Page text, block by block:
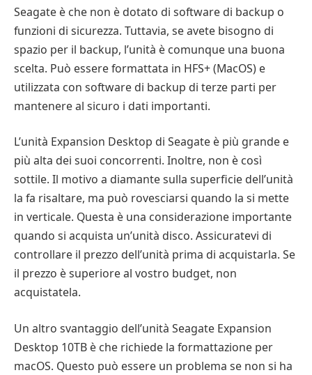
Seagate è che non è dotato di software di backup o
funzioni di sicurezza. Tuttavia, se avete bisogno di
spazio per il backup, l’unità è comunque una buona
scelta. Può essere formattata in HFS+ (MacOS) e
utilizzata con software di backup di terze parti per
mantenere al sicuro i dati importanti.
L’unità Expansion Desktop di Seagate è più grande e
più alta dei suoi concorrenti. Inoltre, non è così
sottile. Il motivo a diamante sulla superficie dell’unità
la fa risaltare, ma può rovesciarsi quando la si mette
in verticale. Questa è una considerazione importante
quando si acquista un’unità disco. Assicuratevi di
controllare il prezzo dell’unità prima di acquistarla. Se
il prezzo è superiore al vostro budget, non
acquistatela.
Un altro svantaggio dell’unità Seagate Expansion
Desktop 10TB è che richiede la formattazione per
macOS. Questo può essere un problema se non si ha